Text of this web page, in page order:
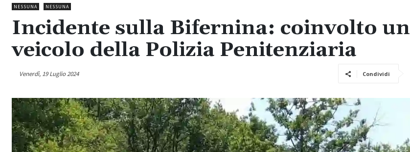
NESSUNA NESSUNA
Incidente sulla Bifernina: coinvolto un
veicolo della Polizia Penitenziaria
Venerdì, 19 Luglio 2024 Condividi